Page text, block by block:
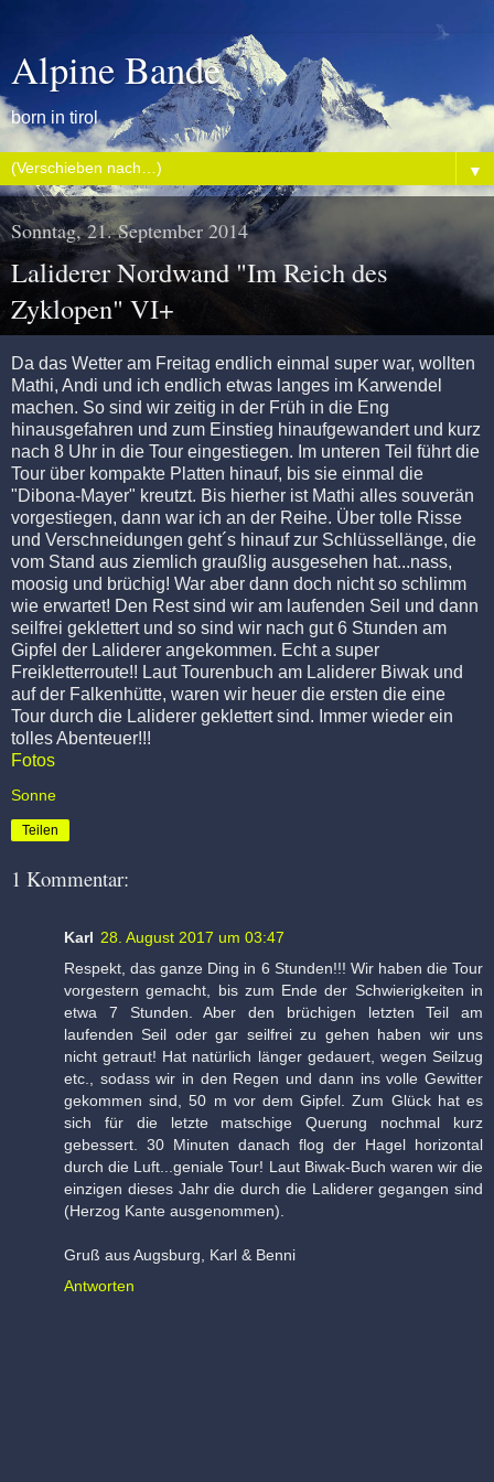
Alpine Bande
born in tirol
▼
Sonntag, 21. September 2014
Laliderer Nordwand "Im Reich des
Zyklopen" VI+
Da das Wetter am Freitag endlich einmal super war, wollten
Mathi, Andi und ich endlich etwas langes im Karwendel
machen. So sind wir zeitig in der Früh in die Eng
hinausgefahren und zum Einstieg hinaufgewandert und kurz
nach 8 Uhr in die Tour eingestiegen. Im unteren Teil führt die
Tour über kompakte Platten hinauf, bis sie einmal die
"Dibona-Mayer" kreutzt. Bis hierher ist Mathi alles souverän
vorgestiegen, dann war ich an der Reihe. Über tolle Risse
und Verschneidungen geht´s hinauf zur Schlüssellänge, die
vom Stand aus ziemlich graußlig ausgesehen hat...nass,
moosig und brüchig! War aber dann doch nicht so schlimm
wie erwartet! Den Rest sind wir am laufenden Seil und dann
seilfrei geklettert und so sind wir nach gut 6 Stunden am
Gipfel der Laliderer angekommen. Echt a super
Freikletterroute!! Laut Tourenbuch am Laliderer Biwak und
auf der Falkenhütte, waren wir heuer die ersten die eine
Tour durch die Laliderer geklettert sind. Immer wieder ein
tolles Abenteuer!!!
Fotos
Sonne
Teilen
1 Kommentar:
Karl 28. August 2017 um 03:47
Respekt, das ganze Ding in 6 Stunden!!! Wir haben die Tour
vorgestern gemacht, bis zum Ende der Schwierigkeiten in
etwa 7 Stunden. Aber den brüchigen letzten Teil am
laufenden Seil oder gar seilfrei zu gehen haben wir uns
nicht getraut! Hat natürlich länger gedauert, wegen Seilzug
etc., sodass wir in den Regen und dann ins volle Gewitter
gekommen sind, 50 m vor dem Gipfel. Zum Glück hat es
sich für die letzte matschige Querung nochmal kurz
gebessert. 30 Minuten danach flog der Hagel horizontal
durch die Luft...geniale Tour! Laut Biwak-Buch waren wir die
einzigen dieses Jahr die durch die Laliderer gegangen sind
(Herzog Kante ausgenommen).
Gruß aus Augsburg, Karl & Benni
Antworten